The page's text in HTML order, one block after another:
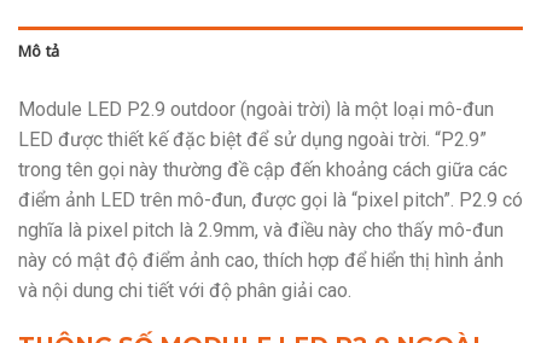
Mô tả
Module LED P2.9 outdoor (ngoài trời) là một loại mô-đun
LED được thiết kế đặc biệt để sử dụng ngoài trời. “P2.9”
trong tên gọi này thường đề cập đến khoảng cách giữa các
điểm ảnh LED trên mô-đun, được gọi là “pixel pitch”. P2.9 có
nghĩa là pixel pitch là 2.9mm, và điều này cho thấy mô-đun
này có mật độ điểm ảnh cao, thích hợp để hiển thị hình ảnh
và nội dung chi tiết với độ phân giải cao.